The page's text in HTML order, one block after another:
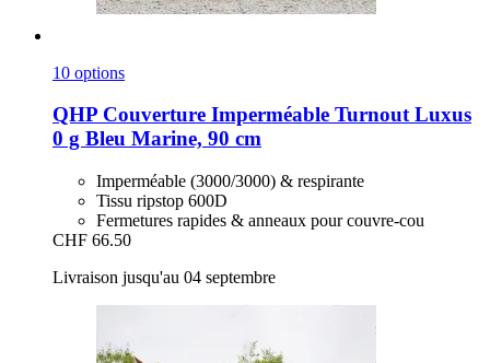
10 options
QHP Couverture Imperméable Turnout Luxus
0 g Bleu Marine, 90 cm
Imperméable (3000/3000) & respirante
Tissu ripstop 600D
Fermetures rapides & anneaux pour couvre-cou
CHF 66.50
Livraison jusqu'au 04 septembre